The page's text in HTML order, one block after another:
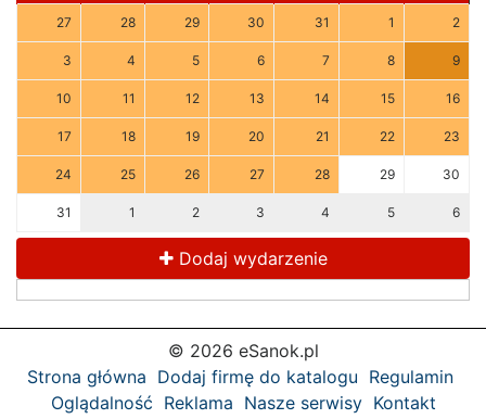
27 28 29 30 31 1 2
3 4 5 6 7 8 9
10 11 12 13 14 15 16
17 18 19 20 21 22 23
24 25 26 27 28 29 30
31 1 2 3 4 5 6
Dodaj wydarzenie
© 2026 eSanok.pl
Strona główna Dodaj firmę do katalogu Regulamin
Oglądalność Reklama Nasze serwisy Kontakt